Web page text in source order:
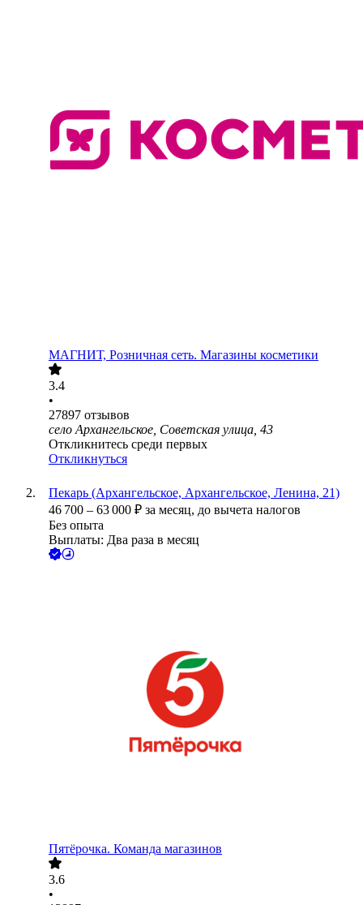
МАГНИТ, Розничная сеть. Магазины косметики
3.4
•
27897 отзывов
село Архангельское, Советская улица, 43
Откликнитесь среди первых
Откликнуться
Пекарь (Архангельское, Архангельское, Ленина, 21)
46 700 – 63 000 ₽ за месяц, до вычета налогов
Без опыта
Выплаты: Два раза в месяц
Пятёрочка. Команда магазинов
3.6
•